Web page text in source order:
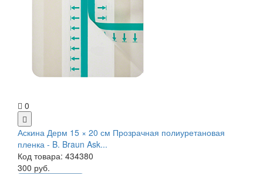
0
Аскина Дерм 15 × 20 см Прозрачная полиуретановая
пленка - B. Braun Ask...
Код товара: 434380
300 руб.